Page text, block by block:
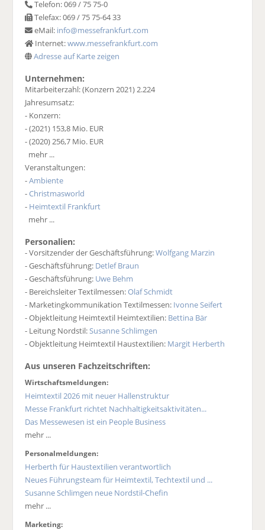
Telefon: 069 / 75 75-0
Telefax: 069 / 75 75-64 33
eMail: info@messefrankfurt.com
Internet:www.messefrankfurt.com
Adresse auf Karte zeigen
Unternehmen:
Mitarbeiterzahl: (Konzern 2021) 2.224
Jahresumsatz:
- Konzern:
- (2021) 153,8 Mio. EUR
- (2020) 256,7 Mio. EUR
mehr ...
Veranstaltungen:
-Ambiente
-Christmasworld
- Heimtextil Frankfurt
mehr ...
Personalien:
- Vorsitzender der Geschäftsführung:Wolfgang Marzin
- Geschäftsführung: Detlef Braun
- Geschäftsführung: Uwe Behm
- Bereichsleiter Textilmessen:Olaf Schmidt
- Marketingkommunikation Textilmessen: Ivonne Seifert
- Objektleitung Heimtextil Heimtextilien: Bettina Bär
- Leitung Nordstil:Susanne Schlimgen
- Objektleitung Heimtextil Haustextilien: Margit Herberth
Aus unseren Fachzeitschriften:
Wirtschaftsmeldungen:
Heimtextil 2026 mit neuer Hallenstruktur
Messe Frankfurt richtet Nachhaltigkeitsaktivitäten...
Das Messewesen ist ein People Business
mehr ...
Personalmeldungen:
Herberth für Haustextilien verantwortlich
Neues Führungsteam für Heimtextil, Techtextil und ...
Susanne Schlimgen neue Nordstil-Chefin
mehr ...
Marketing: